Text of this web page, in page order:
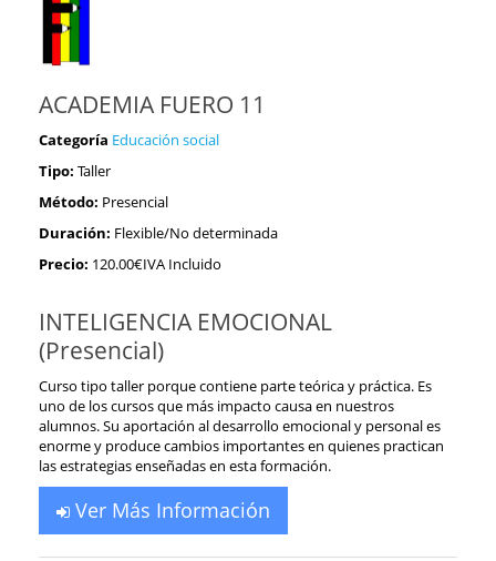
ACADEMIA FUERO 11
Categoría Educación social
Tipo: Taller
Método: Presencial
Duración: Flexible/No determinada
Precio: 120.00€IVA Incluido
INTELIGENCIA EMOCIONAL
(Presencial)
Curso tipo taller porque contiene parte teórica y práctica. Es
uno de los cursos que más impacto causa en nuestros
alumnos. Su aportación al desarrollo emocional y personal es
enorme y produce cambios importantes en quienes practican
las estrategias enseñadas en esta formación.
Ver Más Información